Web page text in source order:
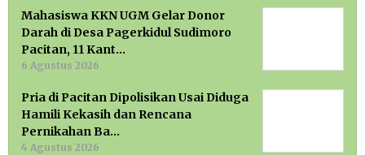
Mahasiswa KKN UGM Gelar Donor
Darah di Desa Pagerkidul Sudimoro
Pacitan, 11 Kant…
6 Agustus 2026
Pria di Pacitan Dipolisikan Usai Diduga
Hamili Kekasih dan Rencana
Pernikahan Ba…
4 Agustus 2026